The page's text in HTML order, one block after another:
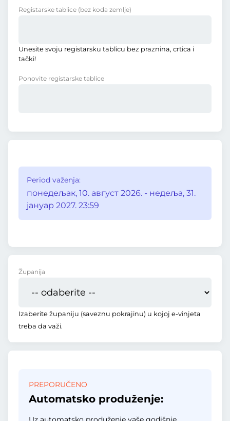
Registarske tablice (bez koda zemlje)
Unesite svoju registarsku tablicu bez praznina, crtica i
tački!
Ponovite registarske tablice
Period važenja:
понедељак, 10. август 2026. - недеља, 31.
јануар 2027. 23:59
Županija
Izaberite županiju (saveznu pokrajinu) u kojoj e-vinjeta
treba da važi.
PREPORUČENO
Automatsko produženje: